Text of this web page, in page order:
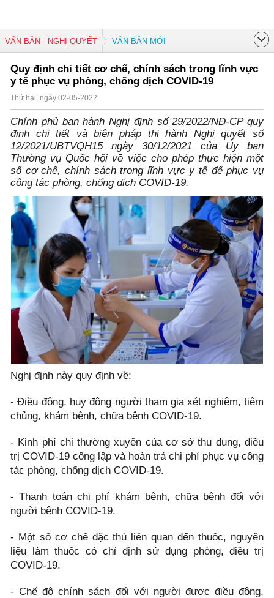
VĂN BẢN - NGHỊ QUYẾT VĂN BẢN MỚI
Quy định chi tiết cơ chế, chính sách trong lĩnh vực
y tế phục vụ phòng, chống dịch COVID-19
Thứ hai, ngày 02-05-2022
Chính phủ ban hành Nghị định số 29/2022/NĐ-CP quy
định chi tiết và biện pháp thi hành Nghị quyết số
12/2021/UBTVQH15 ngày 30/12/2021 của Ủy ban
Thường vụ Quốc hội về việc cho phép thực hiện một
số cơ chế, chính sách trong lĩnh vực y tế để phục vụ
công tác phòng, chống dịch COVID-19.
Nghị định này quy định về:
- Điều động, huy động người tham gia xét nghiệm, tiêm
chủng, khám bệnh, chữa bệnh COVID-19.
- Kinh phí chi thường xuyên của cơ sở thu dung, điều
trị COVID-19 công lập và hoàn trả chi phí phục vụ công
tác phòng, chống dịch COVID-19.
- Thanh toán chi phí khám bệnh, chữa bệnh đối với
người bệnh COVID-19.
- Một số cơ chế đặc thù liên quan đến thuốc, nguyên
liệu làm thuốc có chỉ định sử dụng phòng, điều trị
COVID-19.
- Chế độ chính sách đối với người được điều động,